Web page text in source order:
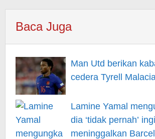
Baca Juga
Man Utd berikan
cedera Tyrell
Lamine Yamal
dia ‘tidak pernah’
meninggalkan